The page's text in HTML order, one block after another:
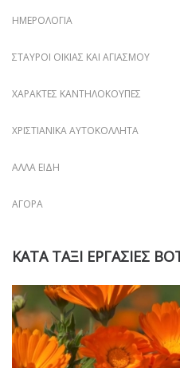
ΗΜΕΡΟΛΌΓΙΑ
ΣΤΑΥΡΟΊ ΟΙΚΊΑΣ ΚΑΙ ΑΓΙΑΣΜΟΎ
ΧΑΡΑΚΤΈΣ ΚΑΝΤΗΛΌΚΟΥΠΕΣ
ΧΡΙΣΤΙΑΝΙΚΆ ΑΥΤΟΚΌΛΛΗΤΑ
ΑΛΛΑ ΕΙΔΗ
ΑΓΟΡΆ
ΚΑΤΑ ΤΑΞΙ ΕΡΓΑΣΙΕΣ